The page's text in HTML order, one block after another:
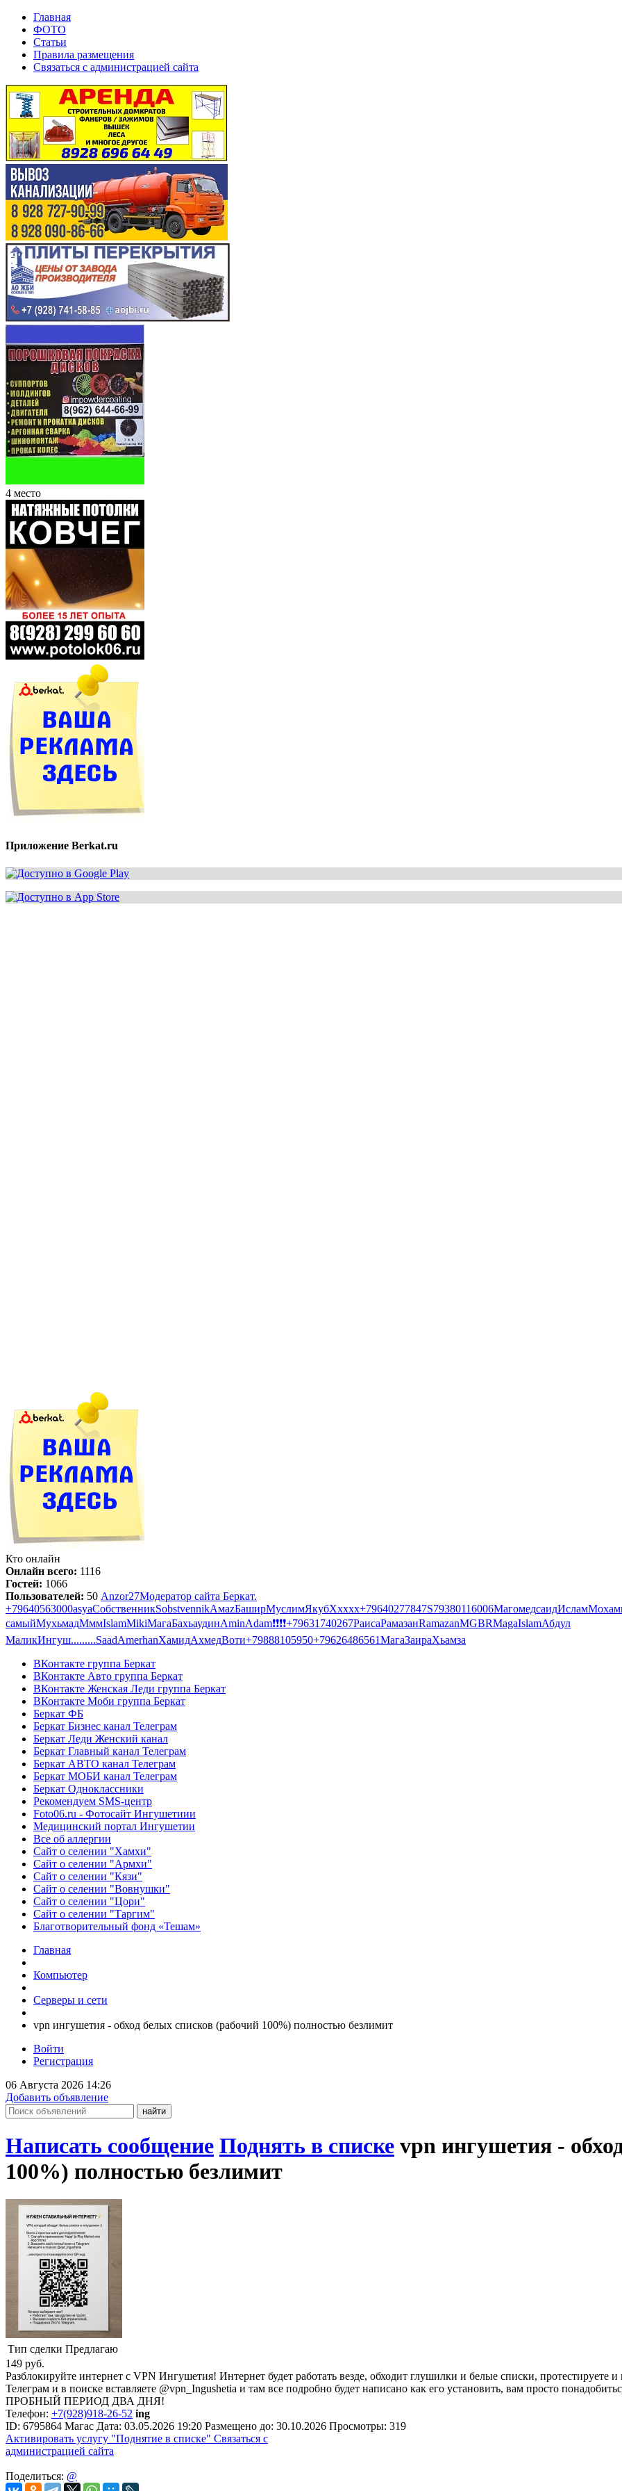
Главная
ФОТО
Статьи
Правила размещения
Связаться с администрацией сайта
4 место
Приложение Berkat.ru
Кто онлайн
Онлайн всего: 1116
Гостей: 1066
Пользователей: 50 Anzor27Модератор сайта Беркат.
+79640563000asyaСобственникSobstvennikАмаzБаширМуслимЯкубХхххх+79640277847S79380116006МагомедсаидИслам
самыйМухьмадМммIslamMikiМагаБахьаудинAminAdam❗❗❗❗+79631740267РаисаРамазанRamazanMGBRMagaIslamАбдул
МаликИнгуш.........SaadAmerhanХамидАхмедВоти+79888105950+79626486561МагаЗаираХьамза
ВКонтакте группа Беркат
ВКонтакте Авто группа Беркат
ВКонтакте Женская Леди группа Беркат
ВКонтакте Моби группа Беркат
Беркат ФБ
Беркат Бизнес канал Телеграм
Беркат Леди Женский канал
Беркат Главный канал Телеграм
Беркат АВТО канал Телеграм
Беркат МОБИ канал Телеграм
Беркат Одноклассники
Рекомендуем SMS-центр
Foto06.ru - Фотосайт Ингушетиии
Медицинский портал Ингушетии
Все об аллергии
Сайт о селении "Хамхи"
Сайт о селении "Армхи"
Сайт о селении "Кязи"
Сайт о селении "Вовнушки"
Сайт о селении "Цори"
Сайт о селении "Таргим"
Благотворительный фонд «Тешам»
Главная
Компьютер
Серверы и сети
vpn ингушетия - обход белых списков (рабочий 100%) полностью безлимит
Войти
Регистрация
06 Августа 2026 14:26
Добавить объявление
Написать сообщение Поднять в списке vpn ингушетия -
100%) полностью безлимит
Тип сделки Предлагаю
149 руб.
Разблокируйте интернет с VPN Ингушетия! Интернет будет работать везде, обходит глушилки и белые списки,
Телеграм и в поиске вставляете @vpn_Ingushetia и там все подробно будет написано как его установить, вам просто
ПРОБНЫЙ ПЕРИОД ДВА ДНЯ!
Телефон: +7(928)918-26-52 ing
ID: 6795864 Магас Дата: 03.05.2026 19:20 Размещено до: 30.10.2026 Просмотры: 319
Активировать услугу "Поднятие в списке" Связаться с
администрацией сайта
Поделиться: @